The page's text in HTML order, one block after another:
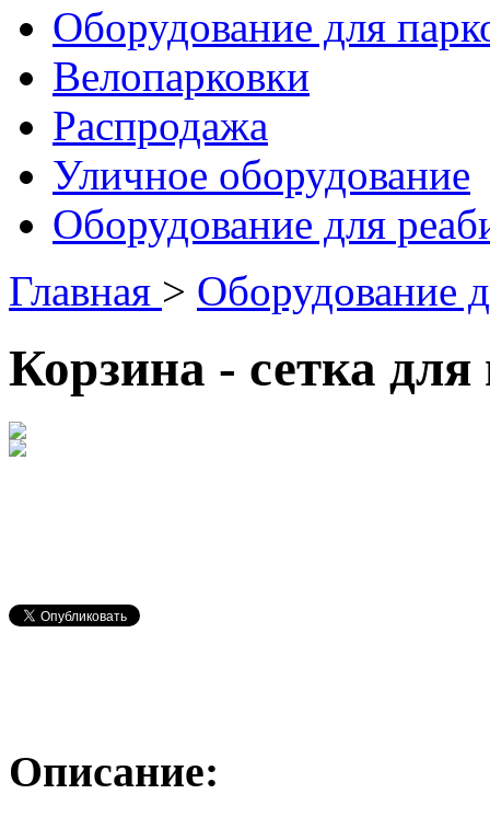
Оборудование для
Велопарковки
Распродажа
Уличное оборудование
Оборудование для
Главная > Оборудование
Корзина - сетка
Описание: